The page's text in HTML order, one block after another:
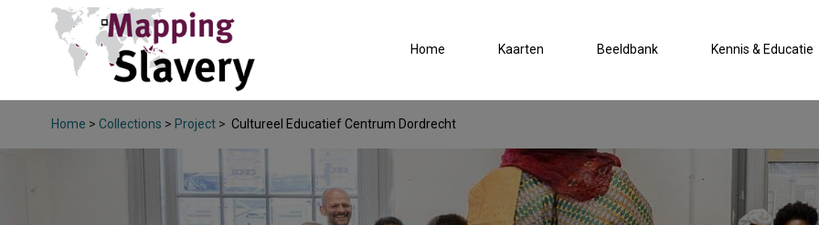
Home Kaarten Beeldbank Kennis & Educatie
Home > Collections > Project > Cultureel Educatief Centrum Dordrecht